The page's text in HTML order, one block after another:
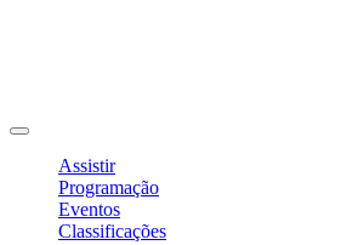
Assistir
Programação
Eventos
Classificações